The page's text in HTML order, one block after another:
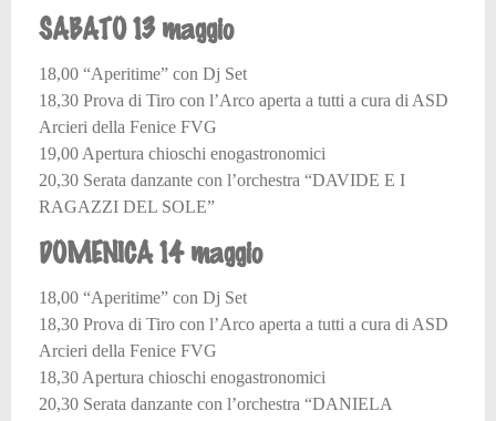
SABATO 13 maggio
18,00 “Aperitime” con Dj Set
18,30 Prova di Tiro con l’Arco aperta a tutti a cura di ASD
Arcieri della Fenice FVG
19,00 Apertura chioschi enogastronomici
20,30 Serata danzante con l’orchestra “DAVIDE E I
RAGAZZI DEL SOLE”
DOMENICA 14 maggio
18,00 “Aperitime” con Dj Set
18,30 Prova di Tiro con l’Arco aperta a tutti a cura di ASD
Arcieri della Fenice FVG
18,30 Apertura chioschi enogastronomici
20,30 Serata danzante con l’orchestra “DANIELA